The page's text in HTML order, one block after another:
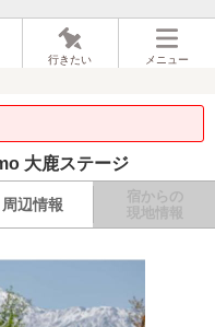
行きたい メニュー
大鹿ステージ
周辺情報
宿からの
現地情報